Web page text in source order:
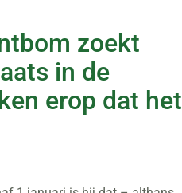
zoekt
in de
erop dat het